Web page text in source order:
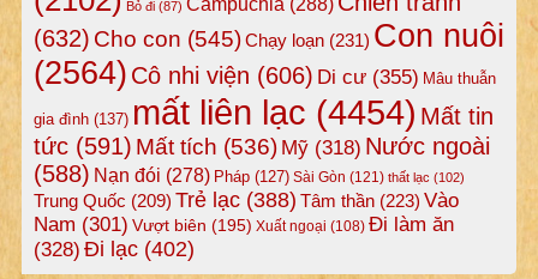
Bỏ đi(87)
(632) Cho con (545)Chạy loạn(231) Con nuôi
(2564) Cô nhi viện (606) Di cư(355) Mâu thuẫn
gia đình(137) mất liên lạc (4454) Mất tin
tức(591) Mất tích (536) Mỹ(318) Nước ngoài
(588) Nạn đói (278) Pháp(127) Sài Gòn (121) thất lạc (102)
Trung Quốc (209) Trẻ lạc(388) Tâm thần(223) Vào
Nam (301) Vượt biên (195) Xuất ngoại (108) Đi làm ăn
(328) Đi lạc(402)